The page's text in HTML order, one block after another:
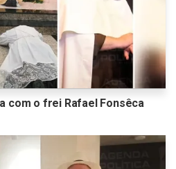
com o frei Rafael Fonsêca